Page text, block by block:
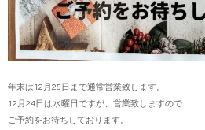
年末は12月25日まで通常営業致します。
12月24日は水曜日ですが、営業致しますので
ご予約をお待ちしております。